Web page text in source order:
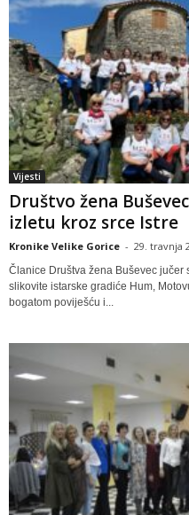
Vijesti
Društvo žena
izletu kroz srce Istre
Kronike Velike Gorice - 29. travnja
Članice Društva žena Buševec
slikovite istarske gradiće Hum,
bogatom poviješću i...